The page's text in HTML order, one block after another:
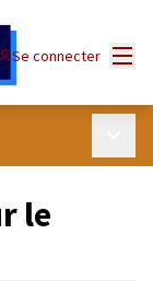
Se connecter
le